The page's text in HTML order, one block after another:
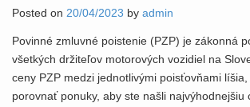
Posted on 20/04/2023 by admin
Povinné zmluvné poistenie (PZP) je zákonná
všetkých držiteľov motorových vozidiel na
ceny PZP medzi jednotlivými poisťovňami
porovnať ponuky, aby ste našli najvýhodnejšiu